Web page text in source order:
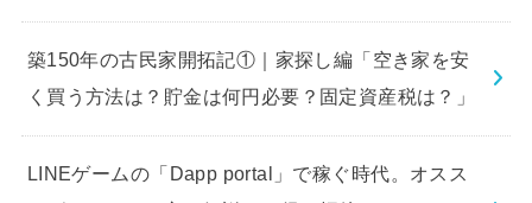
築150年の古民家開拓記①｜家探し編「空き家を安
く買う方法は？貯金は何円必要？固定資産税は？」
LINEゲームの「Dapp portal」で稼ぐ時代。オスス